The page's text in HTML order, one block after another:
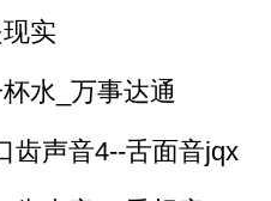
实
水_万事达通
齿声音4--舌面音jqx